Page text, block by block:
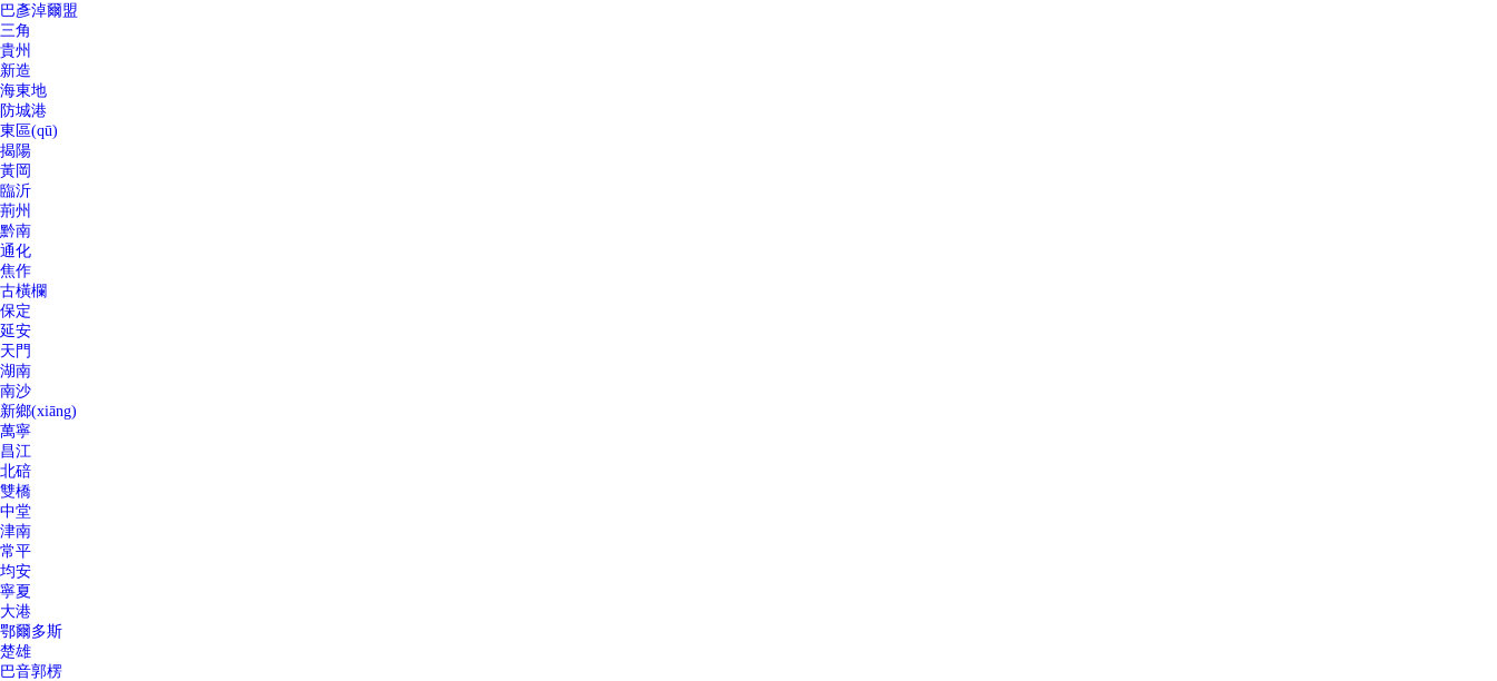
巴彥淖爾盟
三角
貴州
新造
海東地
防城港
東區(qū)
揭陽
黃岡
臨沂
荊州
黔南
通化
焦作
古橫欄
保定
延安
天門
湖南
南沙
新鄉(xiāng)
萬寧
昌江
北碚
雙橋
中堂
津南
常平
均安
寧夏
大港
鄂爾多斯
楚雄
巴音郭楞